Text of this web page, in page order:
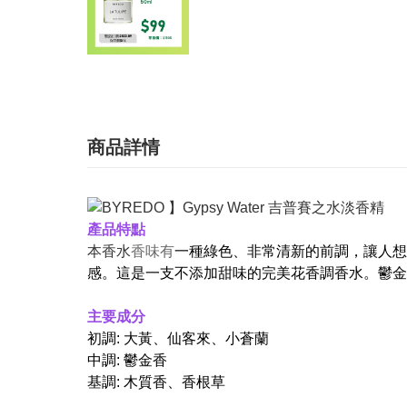
商品詳情
產品特點
本香水香味有一種綠色、非常清新的前調，讓人
感。這是一支不添加甜味的完美花香調香水。鬱
主要成分
初調: 大黃、仙客來、小蒼蘭
中調: 鬱金香
基調: 木質香、香根草